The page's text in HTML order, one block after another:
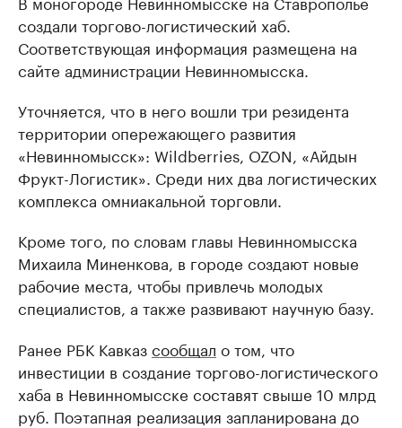
создали торгово-логистический хаб.
Соответствующая информация размещена на
сайте администрации Невинномысска.
Уточняется, что в него вошли три резидента
территории опережающего развития
«Невинномысск»: Wildberries, OZON, «Айдын
Фрукт-Логистик». Среди них два логистических
комплекса омниакальной торговли.
Кроме того, по словам главы Невинномысска
Михаила Миненкова, в городе создают новые
рабочие места, чтобы привлечь молодых
специалистов, а также развивают научную базу.
Ранее РБК Кавказсообщал о том, что
инвестиции в создание торгово-логистического
хаба в Невинномысске составят свыше 10 млрд
руб. Поэтапная реализация запланирована до